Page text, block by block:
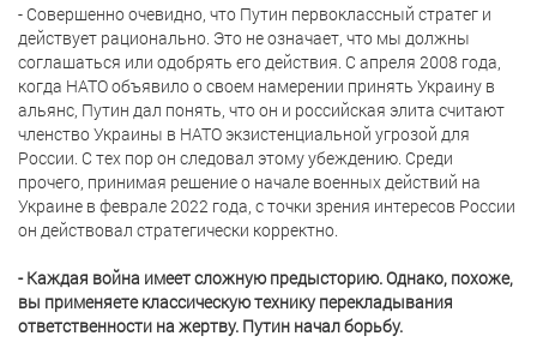
- Совершенно очевидно, что Путин первоклассный стратег и
действует рационально. Это не означает, что мы должны
соглашаться или одобрять его действия. С апреля 2008 года,
когда НАТО объявило о своем намерении принять Украину в
альянс, Путин дал понять, что он и российская элита считают
членство Украины в НАТО экзистенциальной угрозой для
России. С тех пор он следовал этому убеждению. Среди
прочего, принимая решение о начале военных действий на
Украине в феврале 2022 года, с точки зрения интересов России
он действовал стратегически корректно.
- Каждая война имеет сложную предысторию. Однако, похоже,
вы применяете классическую технику перекладывания
ответственности на жертву. Путин начал борьбу.